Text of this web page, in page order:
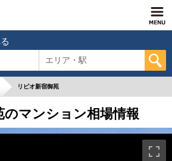
エリア・駅
リビオ新宿御苑
のマンション相場情報